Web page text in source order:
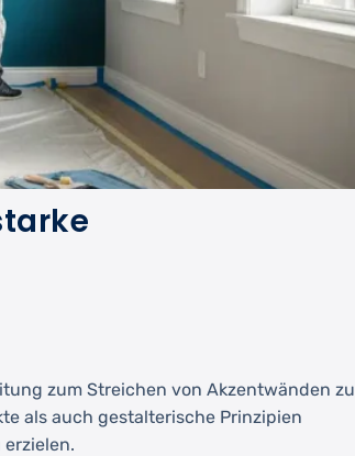
zum Streichen von Akzentwänden zu
als auch gestalterische Prinzipien